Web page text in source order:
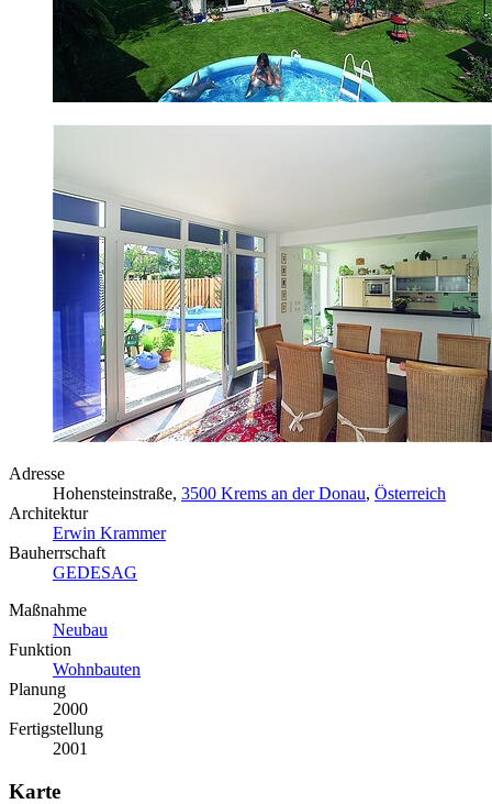
Adresse
Hohensteinstraße, 3500 Krems an der Donau, Österreich
Architektur
Erwin Krammer
Bauherrschaft
GEDESAG
Maßnahme
Neubau
Funktion
Wohnbauten
Planung
2000
Fertigstellung
2001
Karte